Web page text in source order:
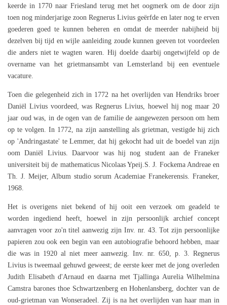
keerde in 1770 naar Friesland terug met het oogmerk om de door zijn
toen nog minderjarige zoon Regnerus Livius geërfde en later nog te erven
goederen goed te kunnen beheren en omdat de meerder nabijheid bij
dezelven bij tijd en wijle aanleiding zoude kunnen geeven tot voordeelen
die anders niet te wagten waren. Hij doelde daarbij ongetwijfeld op de
overname van het grietmansambt van Lemsterland bij een eventuele
vacature.
Toen die gelegenheid zich in 1772 na het overlijden van Hendriks broer
Daniël Livius voordeed, was Regnerus Livius, hoewel hij nog maar 20
jaar oud was, in de ogen van de familie de aangewezen persoon om hem
op te volgen. In 1772, na zijn aanstelling als grietman, vestigde hij zich
op 'Andringastate' te Lemmer, dat hij gekocht had uit de boedel van zijn
oom Daniël Livius. Daarvoor was hij nog student aan de Franeker
universiteit bij de mathematicus Nicolaas Ypeij.S. J. Fockema Andreae en
Th. J. Meijer, Album studio sorum Academiae Franekerensis. Franeker,
1968.
Het is overigens niet bekend of hij ooit een verzoek om geadeld te
worden ingediend heeft, hoewel in zijn persoonlijk archief concept
aanvragen voor zo'n titel aanwezig zijn Inv. nr. 43. Tot zijn persoonlijke
papieren zou ook een begin van een autobiografie behoord hebben, maar
die was in 1920 al niet meer aanwezig. Inv. nr. 650, p. 3. Regnerus
Livius is tweemaal gehuwd geweest; de eerste keer met de jong overleden
Judith Elisabeth d'Arnaud en daarna met Tjallinga Aurelia Wilhelmina
Camstra barones thoe Schwartzenberg en Hohenlansberg, dochter van de
oud-grietman van Wonseradeel. Zij is na het overlijden van haar man in